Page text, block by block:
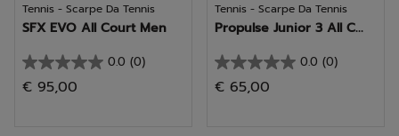
Tennis - Scarpe Da Tennis
SFX EVO All Court Men
0.0 (0)
0.0
su
€ 95,00
Tennis - Scarpe Da Tennis
Propulse Junior 3 All C...
0.0 (0)
0.0
su
€ 65,00